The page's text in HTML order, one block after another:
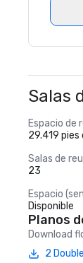
Salas
Espacio de
29.419 pies
Salas de
23
Espacio
Disponible
Planos
Download
2